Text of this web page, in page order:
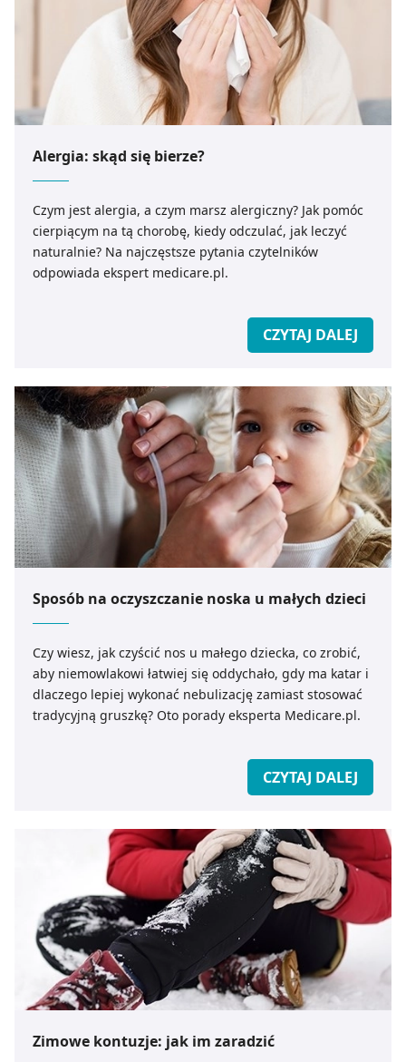
Alergia: skąd się bierze?
Czym jest alergia, a czym marsz alergiczny? Jak pomóc
cierpiącym na tą chorobę, kiedy odczulać, jak leczyć
naturalnie? Na najczęstsze pytania czytelników
odpowiada ekspert medicare.pl.
CZYTAJ DALEJ
Sposób na oczyszczanie noska u małych dzieci
Czy wiesz, jak czyścić nos u małego dziecka, co zrobić,
aby niemowlakowi łatwiej się oddychało, gdy ma katar i
dlaczego lepiej wykonać nebulizację zamiast stosować
tradycyjną gruszkę? Oto porady eksperta Medicare.pl.
CZYTAJ DALEJ
Zimowe kontuzje: jak im zaradzić